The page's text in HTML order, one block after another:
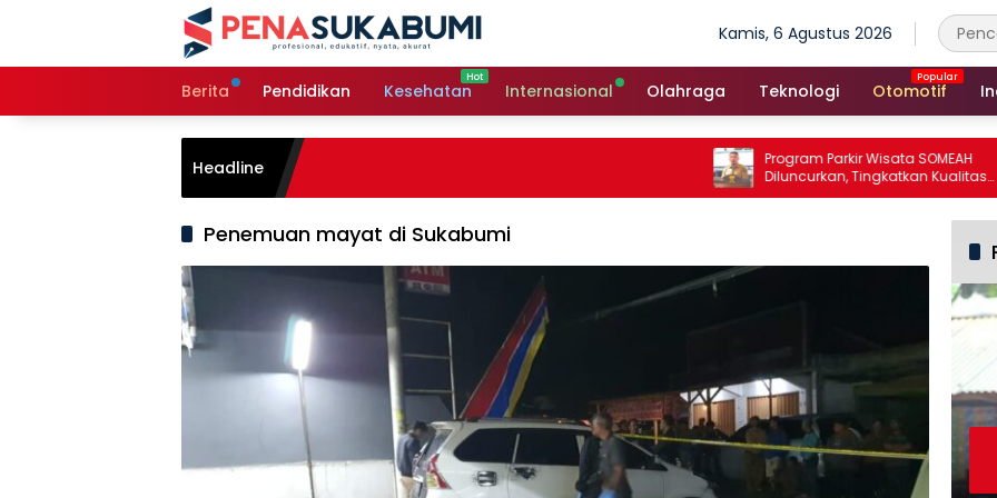
Kamis, 6 Agustus 2026
Berita Pendidikan Kesehatan Internasional Olahraga Teknologi Otomotif
Headline
Program Parkir Wisata SOMEAH
Diluncurkan, Tingkatkan Kualitas
Layanan Kepariwisataan
Penemuan mayat di Sukabumi